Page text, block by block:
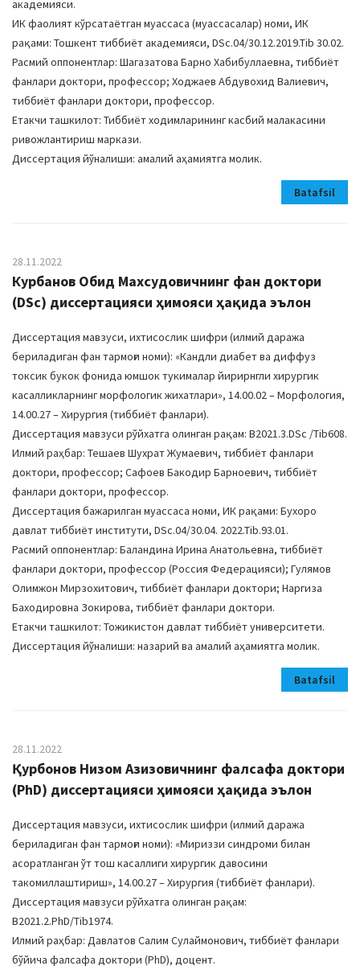
академияси.
ИК фаолият кўрсатаётган муассаса (муассасалар) номи, ИК
рақами: Тошкент тиббиёт академияси, DSc.04/30.12.2019.Tib 30.02.
Расмий оппонентлар: Шагазатова Барно Хабибуллаевна, тиббиёт
фанлари доктори, профессор; Ходжаев Абдувохид Валиевич,
тиббиёт фанлари доктори, профессор.
Етакчи ташкилот: Тиббиёт ходимларининг касбий малакасини
ривожлантириш маркази.
Диссертация йўналиши: амалий аҳамиятга молик.
Batafsil
28.11.2022
Курбанов Обид Махсудовичнинг фан доктори
(DSc) диссертацияси ҳимояси ҳақида эълон
Диссертация мавзуси, ихтисослик шифри (илмий даража
бериладиган фан тармоғи номи): «Кандли диабет ва диффуз
токсик букок фонида юмшок тукималар йирирнгли хирургик
касалликларнинг морфологик жихатлари», 14.00.02 – Морфология,
14.00.27 – Хирургия (тиббиёт фанлари).
Диссертация мавзуси рўйхатга олинган рақам: B2021.3.DSc /Tib608.
Илмий раҳбар: Тешаев Шухрат Жумаевич, тиббиёт фанлари
доктори, профессор; Сафоев Бакодир Барноевич, тиббиёт
фанлари доктори, профессор.
Диссертация бажарилган муассаса номи, ИК рақами: Бухоро
давлат тиббиёт институти, DSc.04/30.04. 2022.Tib.93.01.
Расмий оппонентлар: Баландина Ирина Анатольевна, тиббиёт
фанлари доктори, профессор (Россия Федерацияси); Гулямов
Олимжон Мирзохитович, тиббиёт фанлари доктори; Наргиза
Баходировна Зокирова, тиббиёт фанлари доктори.
Етакчи ташкилот: Тожикистон давлат тиббиёт университети.
Диссертация йўналиши: назарий ва амалий аҳамиятга молик.
Batafsil
28.11.2022
Қурбонов Низом Азизовичнинг фалсафа доктори
(PhD) диссертацияси ҳимояси ҳақида эълон
Диссертация мавзуси, ихтисослик шифри (илмий даража
бериладиган фан тармоғи номи): «Мириззи синдроми билан
асоратланган ўт тош касаллиги хирургик давосини
такомиллаштириш», 14.00.27 – Хирургия (тиббиёт фанлари).
Диссертация мавзуси рўйхатга олинган рақам:
B2021.2.PhD/Tib1974.
Илмий раҳбар: Давлатов Салим Сулаймонович, тиббиёт фанлари
бўйича фалсафа доктори (PhD), доцент.